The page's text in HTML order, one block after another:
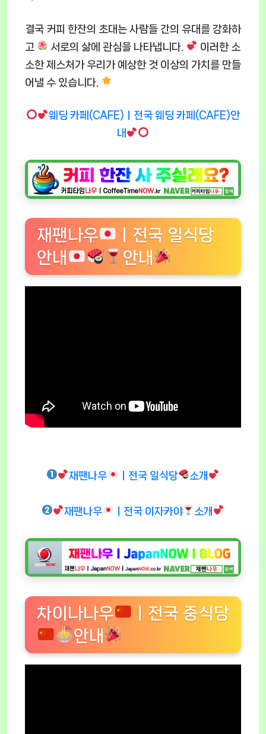
결국 커피 한잔의 초대는 사람들 간의 유대를 강화하
고
서로의 삶에 관심을 나타냅니다.
이러한 소
소한 제스처가 우리가 예상한 것 이상의 가치를 만들
어낼 수 있습니다.
웨딩 카페(CAFE)ㅣ전국 웨딩 카페(CAFE)안
내
재팬나우
ㅣ전국 일식당
안내
안내
재팬나우 ㅣ전국 일식당 소개
재팬나우 ㅣ전국 이자카야 소개
차이나나우
ㅣ전국 중식당
안내